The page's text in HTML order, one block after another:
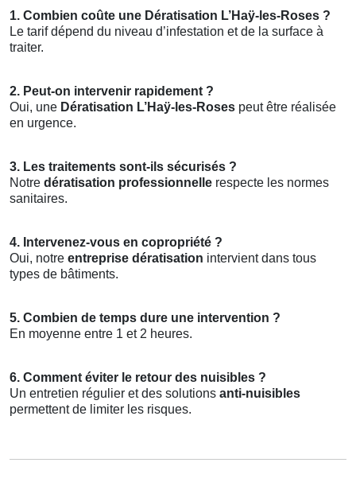
1. Combien coûte une Dératisation L’Haÿ-les-Roses ?
Le tarif dépend du niveau d’infestation et de la surface à
traiter.
2. Peut-on intervenir rapidement ?
Oui, une Dératisation L’Haÿ-les-Roses peut être réalisée
en urgence.
3. Les traitements sont-ils sécurisés ?
Notre dératisation professionnelle respecte les normes
sanitaires.
4. Intervenez-vous en copropriété ?
Oui, notre entreprise dératisation intervient dans tous
types de bâtiments.
5. Combien de temps dure une intervention ?
En moyenne entre 1 et 2 heures.
6. Comment éviter le retour des nuisibles ?
Un entretien régulier et des solutions anti-nuisibles
permettent de limiter les risques.